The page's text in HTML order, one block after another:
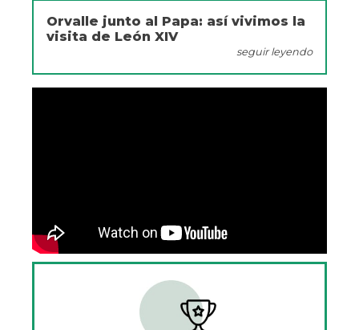
Orvalle junto al Papa: así vivimos la
visita de León XIV
seguir leyendo